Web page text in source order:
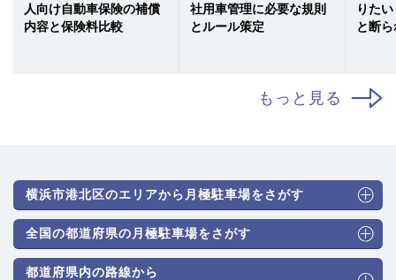
人向け自動車保険の補償
内容と保険料比較
社用車管理に必要な規則
とルール策定
りた
と断
もっと見る
横浜市港北区のエリアから月極駐車場をさがす
全国の都道府県の月極駐車場をさがす
都道府県内の路線から